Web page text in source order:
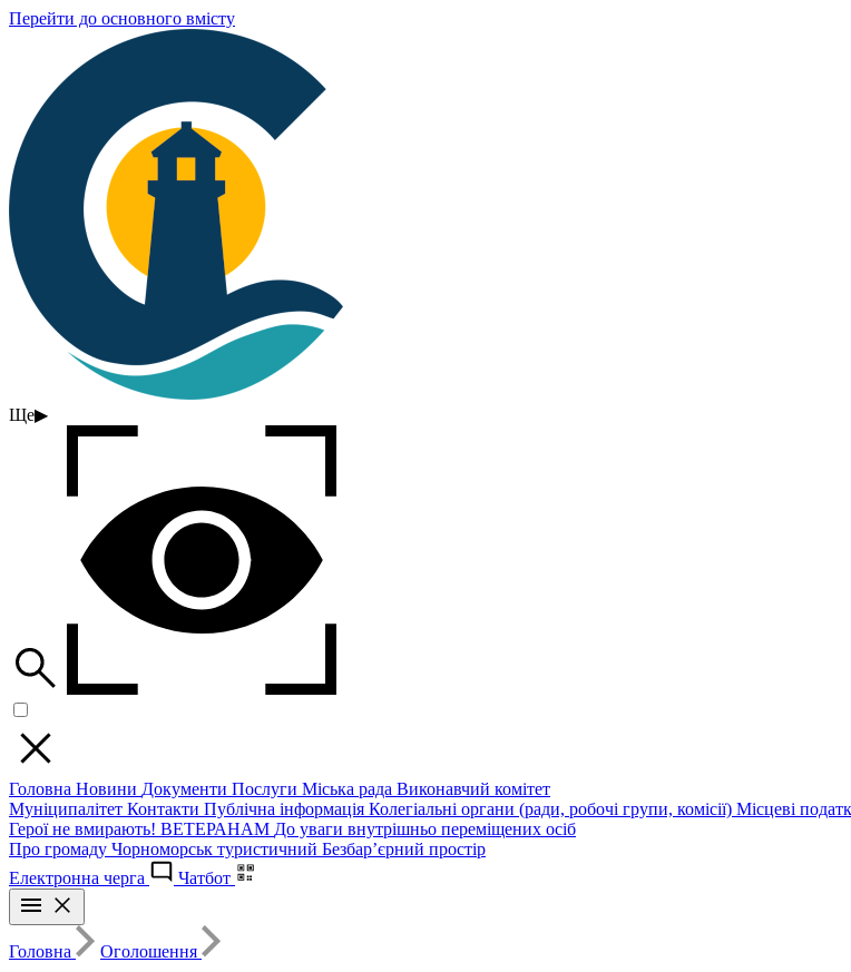
Перейти до основного вмісту
Ще▶
Головна Новини Документи Послуги Міська рада Виконавчий комітет
Муніципалітет Контакти Публічна інформація Колегіальні органи (ради, робочі групи, комісії) Місцеві
Герої не вмирають! ВЕТЕРАНАМ До уваги внутрішньо переміщених осіб
Про громаду Чорноморськ туристичний Безбар’єрний простір
Електронна черга
Чатбот
Головна
Оголошення